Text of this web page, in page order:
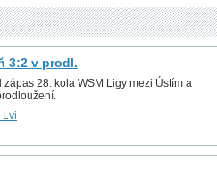
3:2 v prodl.
28. kola WSM Ligy mezi Ústím a
Lvi